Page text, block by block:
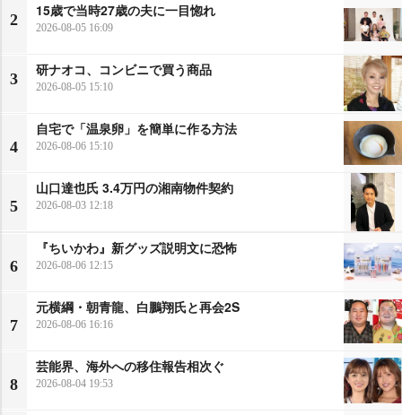
2
15歳で当時27歳の夫に一目惚れ
2026-08-05 16:09
3
研ナオコ、コンビニで買う商品
2026-08-05 15:10
4
自宅で「温泉卵」を簡単に作る方法
2026-08-06 15:10
5
山口達也氏 3.4万円の湘南物件契約
2026-08-03 12:18
6
『ちいかわ』新グッズ説明文に恐怖
2026-08-06 12:15
7
元横綱・朝青龍、白鵬翔氏と再会2S
2026-08-06 16:16
8
芸能界、海外への移住報告相次ぐ
2026-08-04 19:53